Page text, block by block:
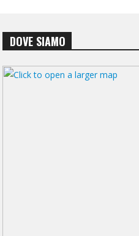
DOVE SIAMO